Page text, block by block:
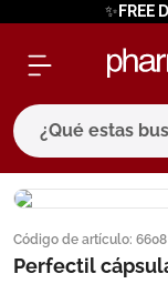
✨FREE
¿Qué estas
Código de artículo: 6608
Perfectil
términos
1. eucerin